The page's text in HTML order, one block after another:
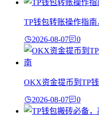
TP钱包转账操作指
2026-08-07 0
OKX资金提币到TP
2026-08-07 0